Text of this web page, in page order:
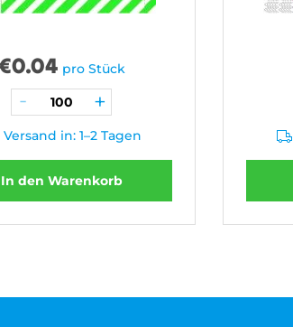
0.04 pro Stück
Versand in: 1–2 Tagen
In den Warenkorb